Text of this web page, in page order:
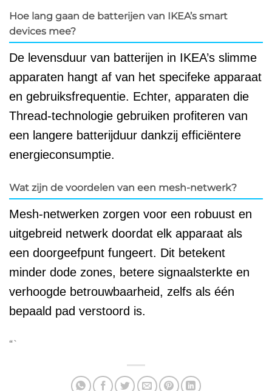
Hoe lang gaan de batterijen van IKEA’s smart
devices mee?
De levensduur van batterijen in IKEA’s slimme
apparaten hangt af van het specifeke apparaat
en gebruiksfrequentie. Echter, apparaten die
Thread-technologie gebruiken profiteren van
een langere batterijduur dankzij efficiëntere
energieconsumptie.
Wat zijn de voordelen van een mesh-netwerk?
Mesh-netwerken zorgen voor een robuust en
uitgebreid netwerk doordat elk apparaat als
een doorgeefpunt fungeert. Dit betekent
minder dode zones, betere signaalsterkte en
verhoogde betrouwbaarheid, zelfs als één
bepaald pad verstoord is.
“`